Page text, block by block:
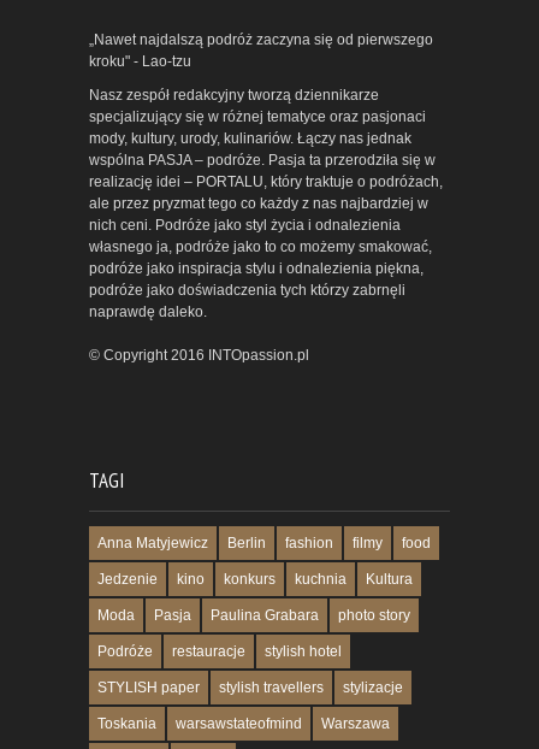
„Nawet najdalszą podróż zaczyna się od pierwszego
kroku" - Lao-tzu
Nasz zespół redakcyjny tworzą dziennikarze
specjalizujący się w różnej tematyce oraz pasjonaci
mody, kultury, urody, kulinariów. Łączy nas jednak
wspólna PASJA – podróże. Pasja ta przerodziła się w
realizację idei – PORTALU, który traktuje o podróżach,
ale przez pryzmat tego co każdy z nas najbardziej w
nich ceni. Podróże jako styl życia i odnalezienia
własnego ja, podróże jako to co możemy smakować,
podróże jako inspiracja stylu i odnalezienia piękna,
podróże jako doświadczenia tych którzy zabrnęli
naprawdę daleko.
© Copyright 2016 INTOpassion.pl
TAGI
Anna Matyjewicz Berlin fashion filmy food
Jedzenie kino konkurs kuchnia Kultura
Moda Pasja Paulina Grabara photo story
Podróże restauracje stylish hotel
STYLISH paper stylish travellers stylizacje
Toskania warsawstateofmind Warszawa